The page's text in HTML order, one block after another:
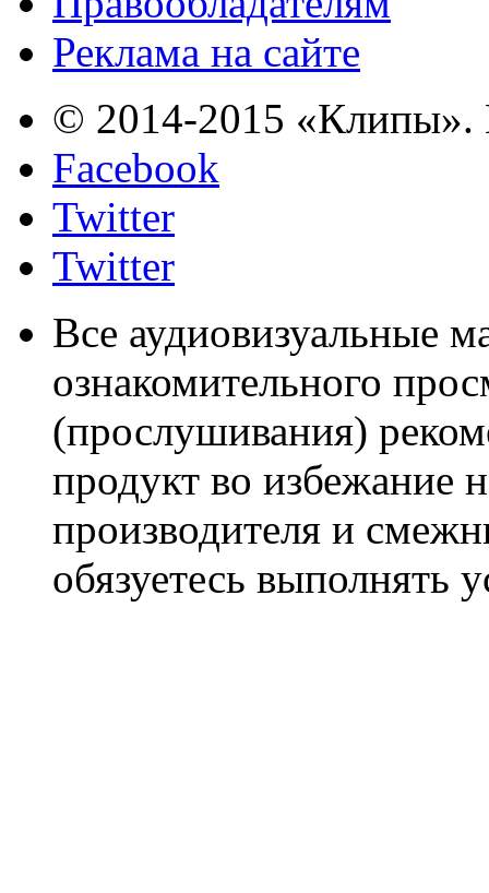
Реклама на сайте
© 2014-2015 «Клипы».
Facebook
Twitter
Twitter
Все аудиовизуальные
ознакомительного
(прослушивания)
продукт во избежание
производителя и
обязуетесь выполнять